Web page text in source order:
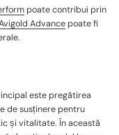
poate contribui prin
Advancepoate fi
este pregătirea
de susținere pentru
și vitalitate. În această